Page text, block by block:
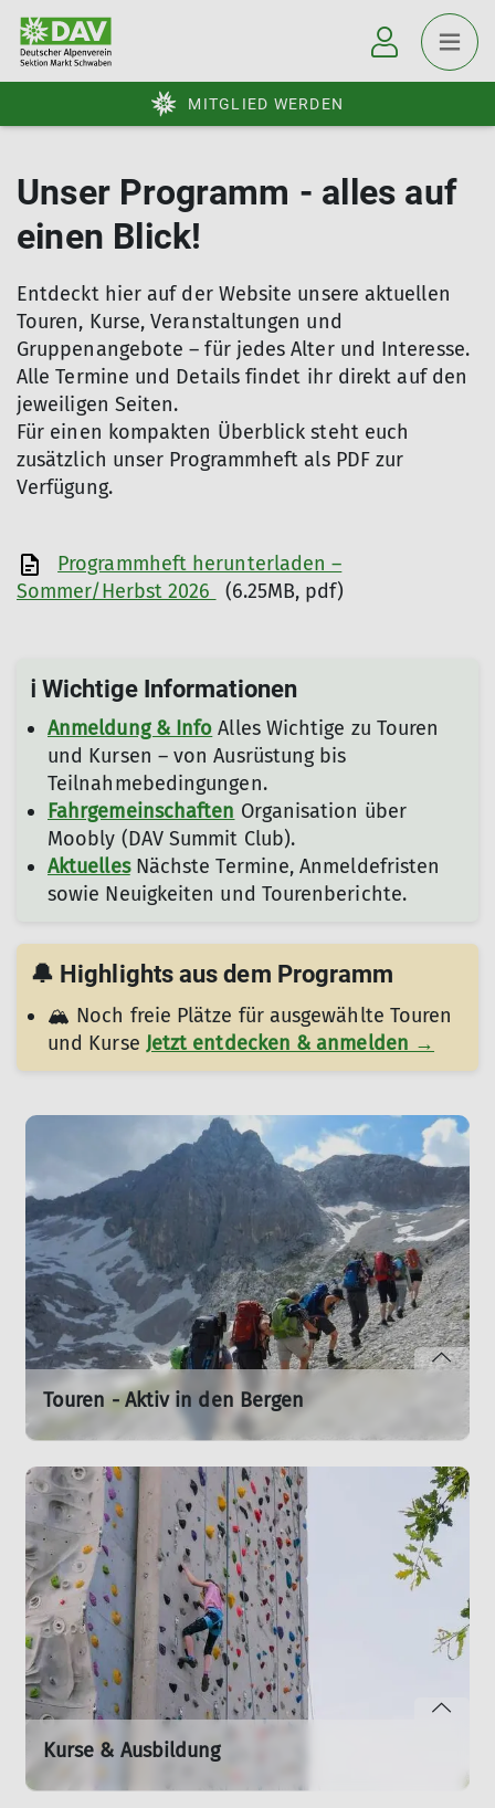
MITGLIED WERDEN
Unser Programm - alles auf
einen Blick!
Entdeckt hier auf der Website unsere aktuellen
Touren, Kurse, Veranstaltungen und
Gruppenangebote – für jedes Alter und Interesse.
Alle Termine und Details findet ihr direkt auf den
jeweiligen Seiten.
Für einen kompakten Überblick steht euch
zusätzlich unser Programmheft als PDF zur
Verfügung.
Programmheft herunterladen –
Sommer/Herbst 2026
(6.25MB, pdf)
ℹ️ Wichtige Informationen
Anmeldung & Info Alles Wichtige zu Touren
und Kursen – von Ausrüstung bis
Teilnahmebedingungen.
Fahrgemeinschaften Organisation über
Moobly (DAV Summit Club).
AktuellesNächste Termine, Anmeldefristen
sowie Neuigkeiten und Tourenberichte.
🔔 Highlights aus dem Programm
🏔️ Noch freie Plätze für ausgewählte Touren
und Kurse Jetzt entdecken & anmelden →
Touren - Aktiv in den Bergen
Entdeckt Gemeinschaftstouren, Bergwanderungen
und Skitouren für Einsteiger und Erfahrene.
mehr erfahren
Kurse & Ausbildung
Entdeckt Kletterkurse sowie Technik- und